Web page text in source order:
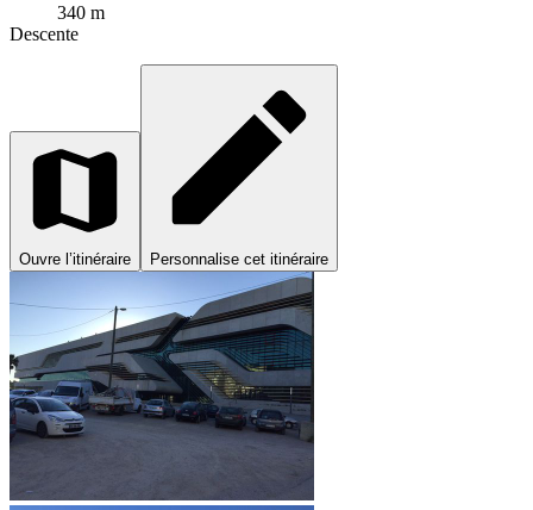
340 m
Descente
Ouvre l’itinéraire Personnalise cet itinéraire